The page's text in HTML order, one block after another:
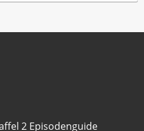
2 Episodenguide